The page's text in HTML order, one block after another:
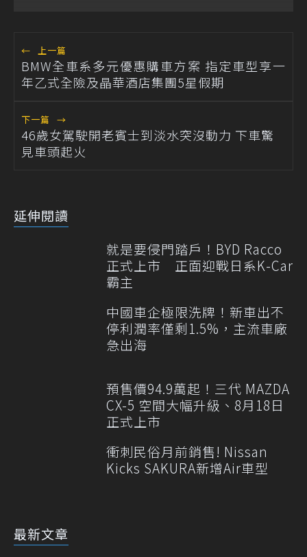
← 上一篇
BMW全車系多元優惠購車方案 指定車型享一
年乙式全險及晶華酒店集團5星假期
下一篇 →
46歲女駕駛開老賓士到淡水突沒動力 下車驚
見車頭起火
延伸閱讀
就是要侵門踏戶！BYD Racco
正式上市 正面迎戰日系K-Car
霸主
中國車企極限洗牌！新車出不
停利潤率僅剩1.5%，主流車廠
急出海
預售價94.9萬起！三代 MAZDA
CX-5 空間大幅升級、8月18日
正式上市
衝刺民俗月前銷售! Nissan
Kicks SAKURA新增Air車型
最新文章